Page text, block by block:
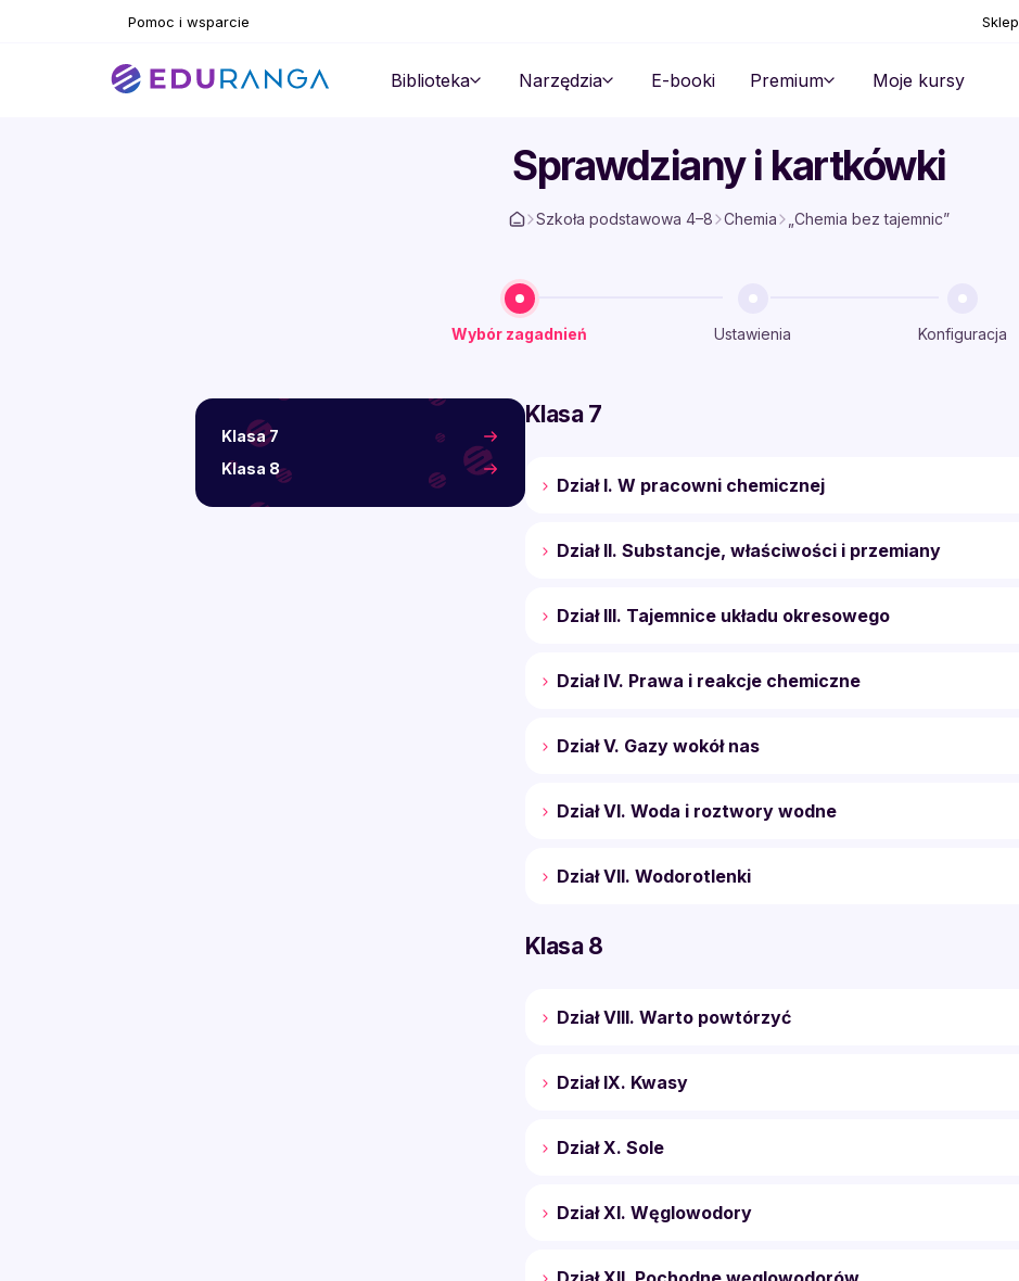
Pomoc i wsparcie Sklep
Biblioteka Narzędzia E-booki Premium Moje kursy
Sprawdziany i kartkówki
Szkoła podstawowa 4–8 Chemia „Chemia bez tajemnic”
Wybór zagadnień Ustawienia Konfiguracja
Klasa 7
Klasa 8
Klasa 7
Dział I. W pracowni chemicznej
Dział II. Substancje, właściwości i przemiany
Dział III. Tajemnice układu okresowego
Dział IV. Prawa i reakcje chemiczne
Dział V. Gazy wokół nas
Dział VI. Woda i roztwory wodne
Dział VII. Wodorotlenki
Klasa 8
Dział VIII. Warto powtórzyć
Dział IX. Kwasy
Dział X. Sole
Dział XI. Węglowodory